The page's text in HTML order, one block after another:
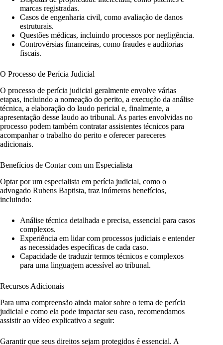
marcas registradas.
Casos de engenharia civil, como avaliação de danos
estruturais.
Questões médicas, incluindo processos por negligência.
Controvérsias financeiras, como fraudes e auditorias
fiscais.
O Processo de Perícia Judicial
O processo de perícia judicial geralmente envolve várias
etapas, incluindo a nomeação do perito, a execução da análise
técnica, a elaboração do laudo pericial e, finalmente, a
apresentação desse laudo ao tribunal. As partes envolvidas no
processo podem também contratar assistentes técnicos para
acompanhar o trabalho do perito e oferecer pareceres
adicionais.
Benefícios de Contar com um Especialista
Optar por um especialista em perícia judicial, como o
advogado Rubens Baptista, traz inúmeros benefícios,
incluindo:
Análise técnica detalhada e precisa, essencial para casos
complexos.
Experiência em lidar com processos judiciais e entender
as necessidades específicas de cada caso.
Capacidade de traduzir termos técnicos e complexos
para uma linguagem acessível ao tribunal.
Recursos Adicionais
Para uma compreensão ainda maior sobre o tema de perícia
judicial e como ela pode impactar seu caso, recomendamos
assistir ao vídeo explicativo a seguir:
Garantir que seus direitos sejam protegidos é essencial. A